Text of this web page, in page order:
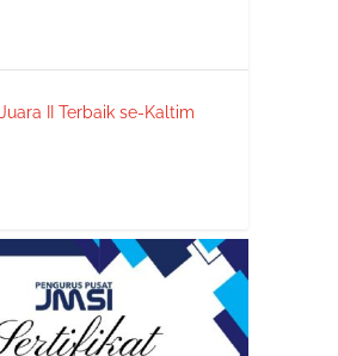
II Terbaik se-Kaltim